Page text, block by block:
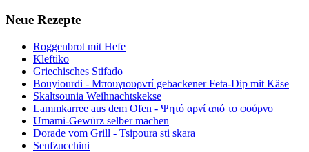
Neue Rezepte
Roggenbrot mit Hefe
Kleftiko
Griechisches Stifado
Bouyiourdi - Μπουγιουρντί gebackener Feta-Dip mit Käse
Skaltsounia Weihnachtskekse
Lammkarree aus dem Ofen - Ψητό αρνί από το φούρνο
Umami-Gewürz selber machen
Dorade vom Grill - Tsipoura sti skara
Senfzucchini